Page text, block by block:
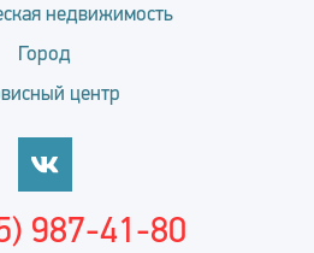
недвижимость
Город
центр
987-41-80